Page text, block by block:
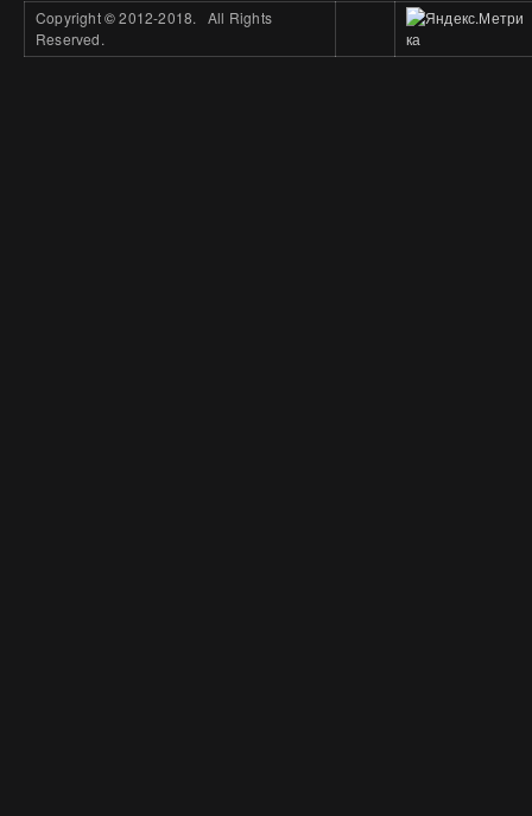
Copyright©2012-2018. All Rights
Reserved.